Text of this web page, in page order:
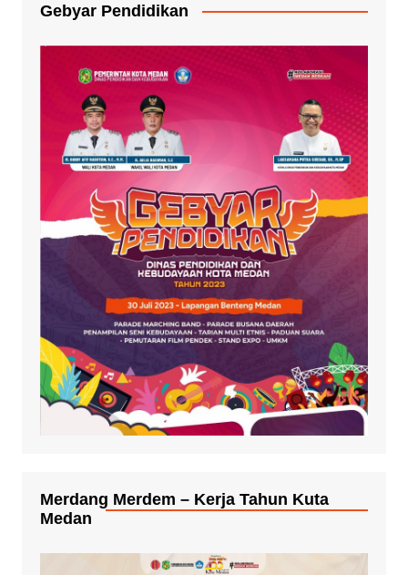
Gebyar Pendidikan
Merdang Merdem – Kerja Tahun Kuta
Medan